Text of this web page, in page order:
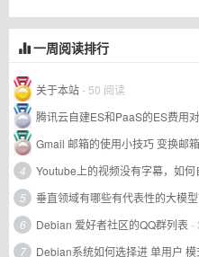
一周阅读排行
关于本站- 50 阅读
腾讯云自建ES和PaaS的ES费用
Gmail 邮箱的使用小技巧 变换邮
4
Youtube上的视频没有字幕，如何
5
垂直领域有哪些有代表性的大模型
6
Debian 爱好者社区的QQ群列表 -
7
Debian系统如何选择进 单用户 模